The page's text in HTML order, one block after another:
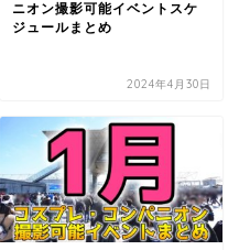
ニオン撮影可能イベントスケ
ジュールまとめ
2024年4月30日